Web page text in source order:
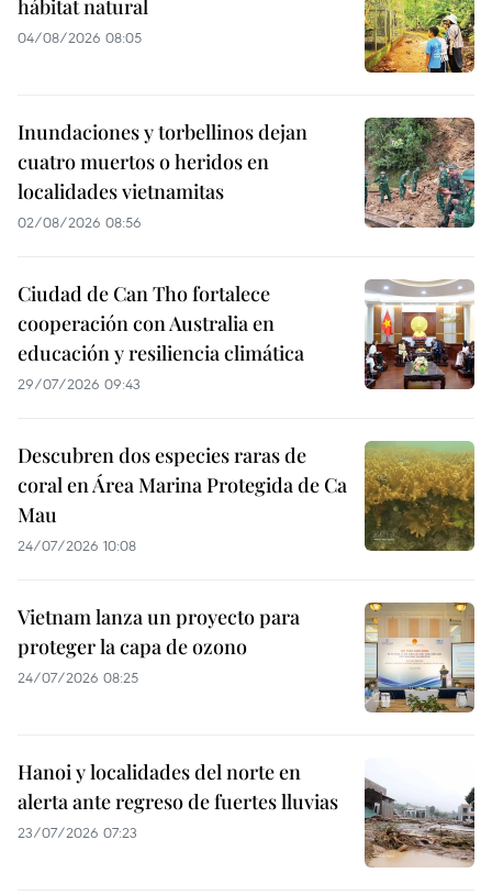
hábitat natural
04/08/2026 08:05
Inundaciones y torbellinos dejan
cuatro muertos o heridos en
localidades vietnamitas
02/08/2026 08:56
Ciudad de Can Tho fortalece
cooperación con Australia en
educación y resiliencia climática
29/07/2026 09:43
Descubren dos especies raras de
coral en Área Marina Protegida de Ca
Mau
24/07/2026 10:08
Vietnam lanza un proyecto para
proteger la capa de ozono
24/07/2026 08:25
Hanoi y localidades del norte en
alerta ante regreso de fuertes lluvias
23/07/2026 07:23